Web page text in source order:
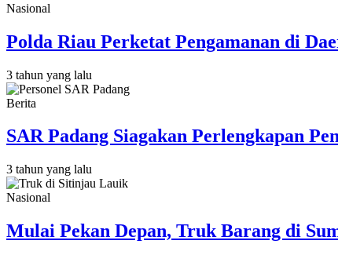
Nasional
Polda Riau Perketat Pengamanan di
3 tahun yang lalu
Berita
SAR Padang Siagakan Perlengkapan
3 tahun yang lalu
Nasional
Mulai Pekan Depan, Truk Barang di